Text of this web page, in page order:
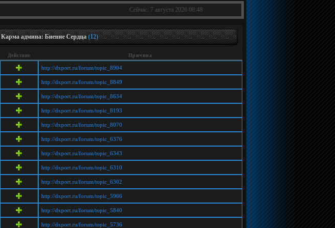
Сейчас: 7 августа 2026 08:48
Карма админа: Биение Сердца(12)
Действие Причина
http://dxport.ru/forum/topic_8904
http://dxport.ru/forum/topic_8849
http://dxport.ru/forum/topic_8634
http://dxport.ru/forum/topic_8193
http://dxport.ru/forum/topic_8070
http://dxport.ru/forum/topic_6376
http://dxport.ru/forum/topic_6343
http://dxport.ru/forum/topic_6310
http://dxport.ru/forum/topic_6302
http://dxport.ru/forum/topic_5966
http://dxport.ru/forum/topic_5840
http://dxport.ru/forum/topic_5736